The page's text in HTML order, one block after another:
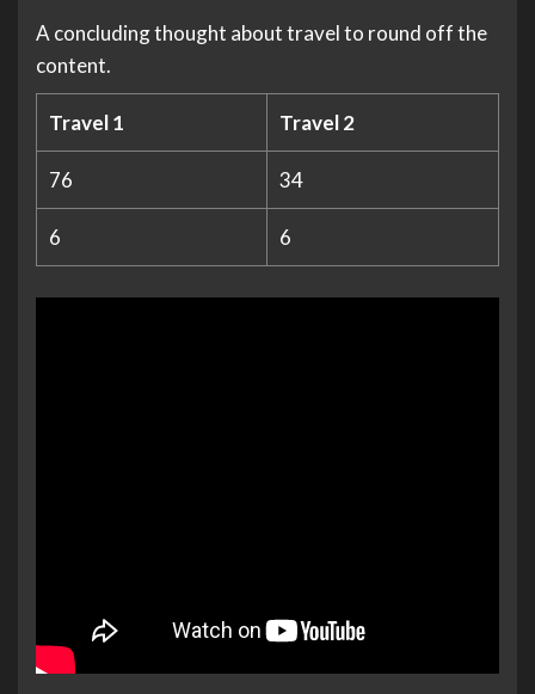
A concluding thought about travel to round off the
content.
Travel 1 Travel 2
76 34
6 6